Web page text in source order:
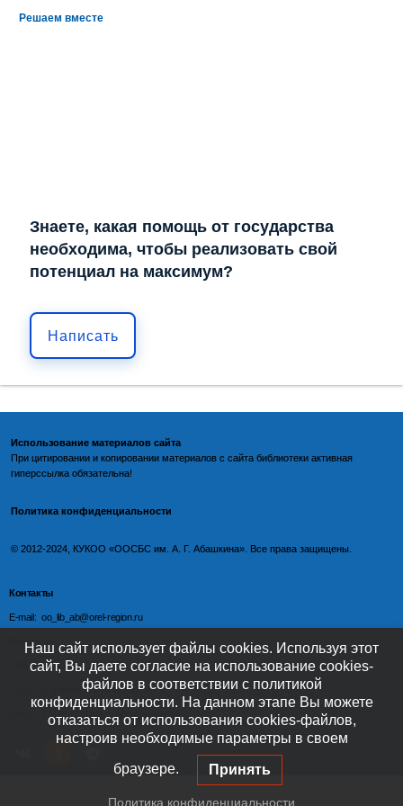
Решаем вместе
Знаете, какая помощь от государства
необходима, чтобы реализовать свой
потенциал на максимум?
Написать
Использование материалов сайта
При цитировании и копировании материалов с сайта библиотеки активная
гиперссылка обязательна!
Политика конфиденциальности
©️ 2012-2024, КУКОО «ООСБС им. А. Г. Абашкина». Все права защищены.
Контакты
E-mail: oo_lib_ab@orel-region.ru
Телефон:
(4862) 77-09-75 (директор),
77-08-54 (главный бухгалтер),
Наш сайт использует файлы cookies. Используя этот
сайт, Вы даете согласие на использование cookies-
файлов в соответствии с политикой
конфиденциальности. На данном этапе Вы можете
отказаться от использования cookies-файлов,
настроив необходимые параметры в своем
браузере. Принять
Политика конфиденциальности